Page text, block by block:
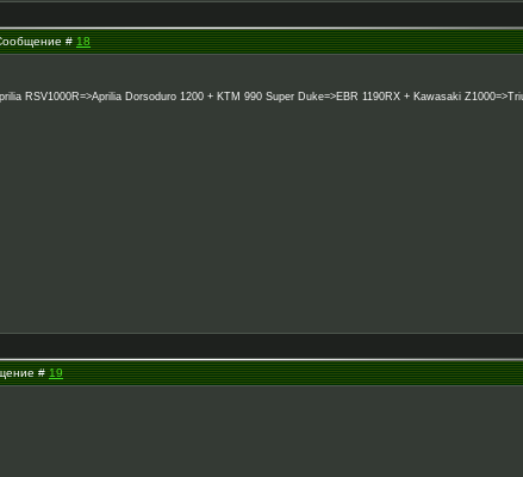
#18
RSV1000R=>Aprilia Dorsoduro 1200 + KTM 990 Super Duke=>EBR 1190RX + Kawasaki
#19